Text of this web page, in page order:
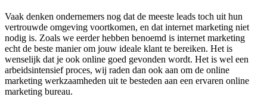
Vaak denken ondernemers nog dat de meeste leads toch uit hun
vertrouwde omgeving voortkomen, en dat internet marketing niet
nodig is. Zoals we eerder hebben benoemd is internet marketing
echt de beste manier om jouw ideale klant te bereiken. Het is
wenselijk dat je ook online goed gevonden wordt. Het is wel een
arbeidsintensief proces, wij raden dan ook aan om de online
marketing werkzaamheden uit te besteden aan een ervaren online
marketing bureau.